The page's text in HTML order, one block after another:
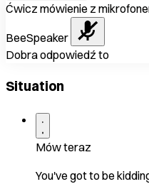
Ćwicz mówienie z
BeeSpeaker
Dobra odpowiedź to
Situation
Mów teraz
You've got to be